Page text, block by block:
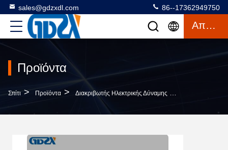
sales@gdzxdl.com 86--17362949750
Απόσπασμα
Προϊόντα
Σπίτι > Προϊόντα > Διακριβωτής Ηλεκτρικής Δύναμης >